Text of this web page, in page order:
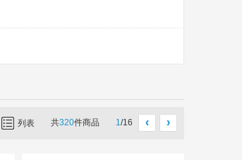
列表 共320件商品 1/16 ‹ ›